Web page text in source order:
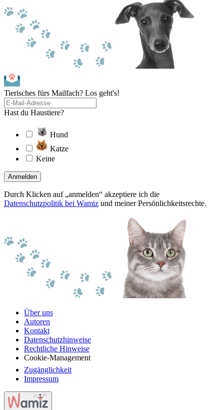
Tierisches fürs Mailfach? Los geht's!
Hast du Haustiere?
Hund
Katze
Keine
Anmelden
Durch Klicken auf „anmelden“ akzeptiere ich die
Datenschutzpolitik bei Wamiz und meiner Persönlichkeitsrechte.
Über uns
Autoren
Kontakt
Datenschutzhinweise
Rechtliche Hinweise
Cookie-Management
Zugänglichkeit
Impressum